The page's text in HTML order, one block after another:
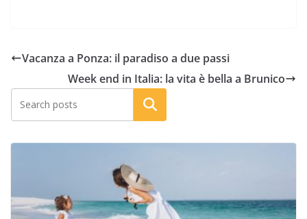
Vacanza a Ponza: il paradiso a due passi
Week end in Italia: la vita è bella a Brunico
Cerca